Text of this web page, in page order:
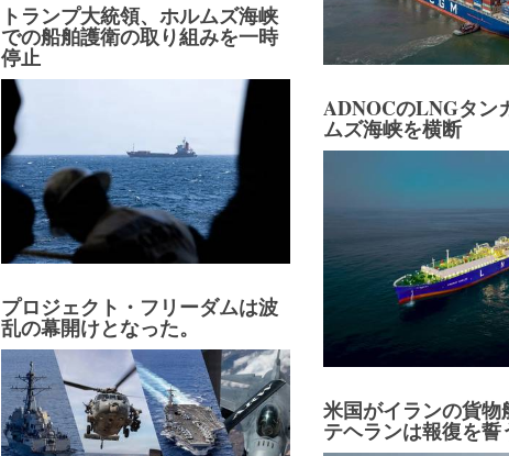
トランプ大統領、ホルムズ海峡
での船舶護衛の取り組みを一時
停止
プロジェクト・フリーダムは波
乱の幕開けとなった。
ADNOCのLNGタン
ムズ海峡を横断
米国がイランの貨物
テヘランは報復を誓